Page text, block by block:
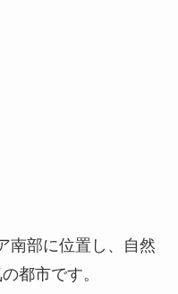
南部に位置し、自然
都市です。